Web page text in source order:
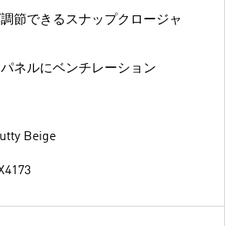
節できるスナップクロージャ
ネルにベンチレーション
Beige